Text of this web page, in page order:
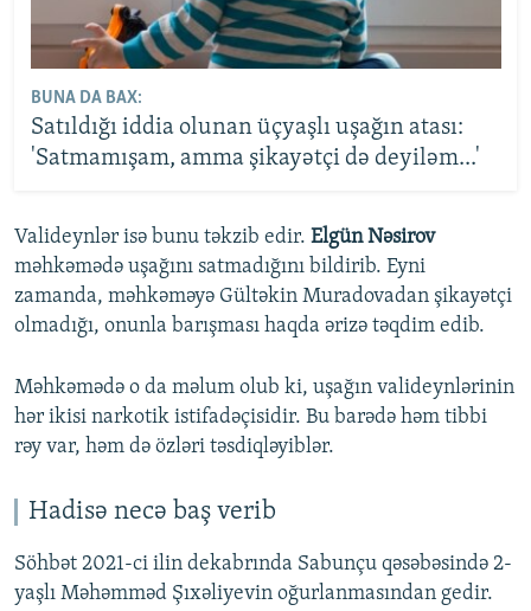
BUNA DA BAX:
Satıldığı iddia olunan üçyaşlı uşağın atası:
'Satmamışam, amma şikayətçi də deyiləm...'
Valideynlər isə bunu təkzib edir. Elgün Nəsirov
məhkəmədə uşağını satmadığını bildirib. Eyni
zamanda, məhkəməyə Gültəkin Muradovadan şikayətçi
olmadığı, onunla barışması haqda ərizə təqdim edib.
Məhkəmədə o da məlum olub ki, uşağın valideynlərinin
hər ikisi narkotik istifadəçisidir. Bu barədə həm tibbi
rəy var, həm də özləri təsdiqləyiblər.
Hadisə necə baş verib
Söhbət 2021-ci ilin dekabrında Sabunçu qəsəbəsində 2-
yaşlı Məhəmməd Şıxəliyevin oğurlanmasından gedir.